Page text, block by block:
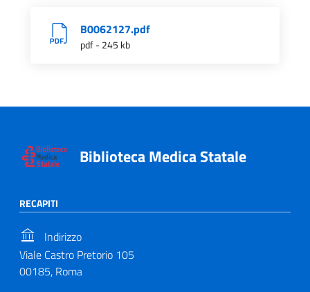
B0062127.pdf
pdf - 245 kb
Biblioteca Medica Statale
RECAPITI
Indirizzo
Viale Castro Pretorio 105
00185, Roma